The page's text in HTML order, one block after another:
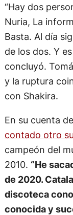
“Hay dos
Nuria, La
Basta. Al día
de los dos. Y
concluyó.
y la ruptura
con Shakira.
En su cuenta
contado otro
campeón del
2010. “He
de 2020.
discoteca
conocida y